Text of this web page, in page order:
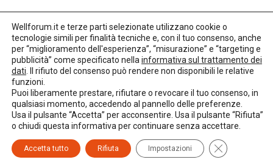
Copyright 2017–2026
Privacy Policy
Credits: LO Studio
Wellforum.it e terze parti selezionate utilizzano cookie o
tecnologie simili per finalità tecniche e, con il tuo consenso, anche
per “miglioramento dell'esperienza”, “misurazione” e “targeting e
pubblicità” come specificato nella informativa sul trattamento dei
dati . Il rifiuto del consenso può rendere non disponibili le relative
funzioni.
Puoi liberamente prestare, rifiutare o revocare il tuo consenso, in
qualsiasi momento, accedendo al pannello delle preferenze.
Usa il pulsante “Accetta” per acconsentire. Usa il pulsante “Rifiuta”
o chiudi questa informativa per continuare senza accettare.
Accetta tutto Rifiuta Impostazioni Close GDPR